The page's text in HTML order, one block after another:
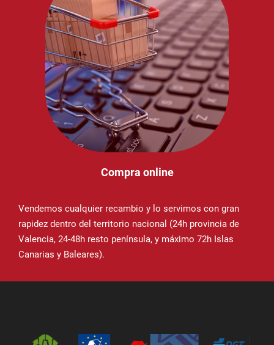
Compra online
Vendemos cualquier recambio y lo servimos con gran
rapidez dentro del territorio nacional (24h provincia de
Valencia, 24-48h resto península, y máximo 72h Islas
Canarias y Baleares).